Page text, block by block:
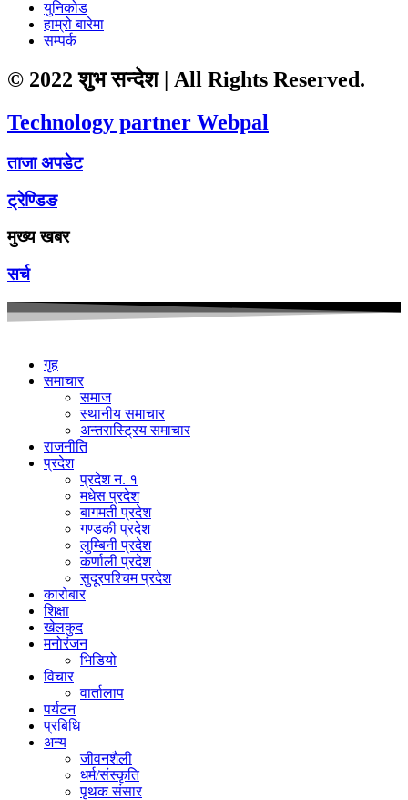
युनिकोड
हाम्रो बारेमा
सम्पर्क
© 2022 शुभ सन्देश | All Rights Reserved.
Technology partner Webpal
ताजा अपडेट
ट्रेण्डिङ
मुख्य खबर
सर्च
गृह
समाचार
समाज
स्थानीय समाचार
अन्तरास्ट्रिय समाचार
राजनीति
प्रदेश
प्रदेश न. १
मधेस प्रदेश
बागमती प्रदेश
गण्डकी प्रदेश
लुम्बिनी प्रदेश
कर्णाली प्रदेश
सुदूरपश्चिम प्रदेश
कारोबार
शिक्षा
खेलकुद
मनोरंजन
भिडियो
विचार
वार्तालाप
पर्यटन
प्रबिधि
अन्य
जीवनशैली
धर्म/संस्कृति
पृथक संसार